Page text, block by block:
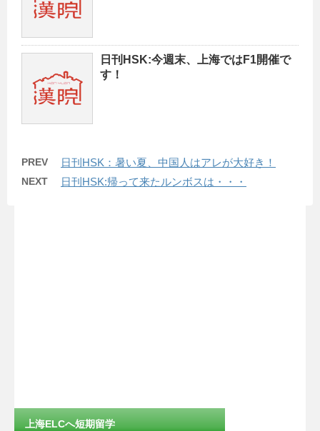
日刊HSK:今週末、上海ではF1開催で
す！
PREV 日刊HSK：暑い夏、中国人はアレが大好き！
NEXT 日刊HSK:帰って来たルンボスは・・・
上海ELCへ短期留学